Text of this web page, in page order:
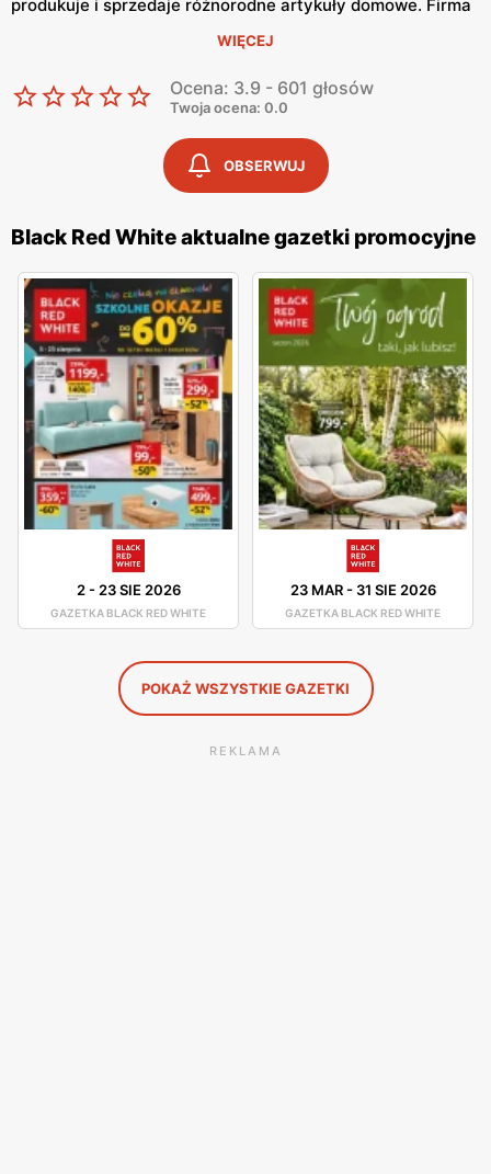
produkuje i sprzedaje różnorodne artykuły domowe. Firma
jest jedną z największych na rynku, która posiada ciekawą
swojej działalności na rynku Polskim jest bardzo ceniona i
lubiana przez użytkowników.
Black Red White - cała gama artykułów dla domu
dla rynku polskiego już ponad 25 lat. W swojej ofercie BRW
posiada nie tylko kanapy czy krzesła, lecz również
przedstawia ona całą gamę sztućców, talerzyków,
garnków. Firma charakteryzuje się konkurencyjnymi
cenami oraz wysoką jakością produktów.
Black Red White promocje i okazje cenowe na co dzień
Gazetki promocyjne Black Red White pojawiają się
regularnie, co sprawia, że aktualna oferta mebli jest
dostępna w zasięgu ręki. Promocje na meble pokojowe,
okazje cenowe na wyposażenie kuchni czy tarasy -
wszystko to można znaleźć w gazetce promocyjnej sieci.
Black Red White posiada również stronę internetową,
gdzie są dostępne różne promocje i zniżki.
WIĘCEJ
Ocena: 3.9 - 601 głosów
Twoja ocena: 0.0
OBSERWUJ
Black Red White aktualne gazetki promocyjne
2-23 SIE 2026
GAZETKA BLACK RED WHITE
23 MAR- 31 SIE 2026
GAZETKA BLACK RED WHITE
POKAŻ WSZYSTKIE GAZETKI
REKLAMA